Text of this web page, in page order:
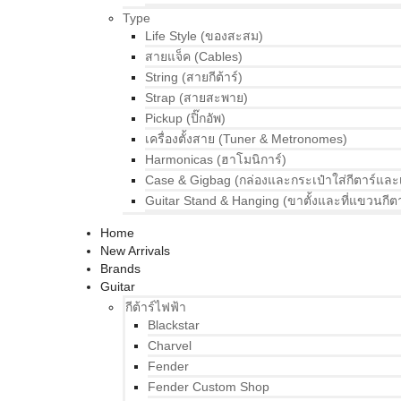
Type
Life Style (ของสะสม)
สายแจ็ค (Cables)
String (สายกีต้าร์)
Strap (สายสะพาย)
Pickup (ปิ๊กอัพ)
เครื่องตั้งสาย (Tuner & Metronomes)
Harmonicas (ฮาโมนิการ์)
Case & Gigbag (กล่องและกระเป๋าใส่กีตาร์และ
Guitar Stand & Hanging (ขาตั้งและที่แขวนกีต
Home
New Arrivals
Brands
Guitar
กีต้าร์ไฟฟ้า
Blackstar
Charvel
Fender
Fender Custom Shop